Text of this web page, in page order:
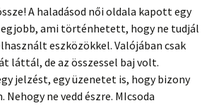
A haladásod női oldala kapott egy
ami történhetett, hogy ne tudjál
eszközökkel. Valójában csak
láttál, de az összessel baj volt.
jelzést, egy üzenetet is, hogy bizony
Nehogy ne vedd észre. MIcsoda